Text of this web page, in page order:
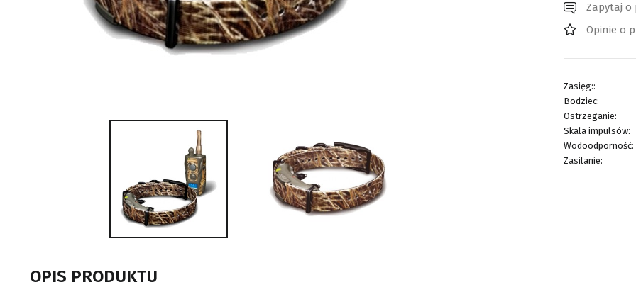
Zapytaj
Opinie o
Zasięg::
Bodziec:
Ostrzeganie:
Skala impulsów:
Wodoodporność:
Zasilanie:
OPIS PRODUKTU